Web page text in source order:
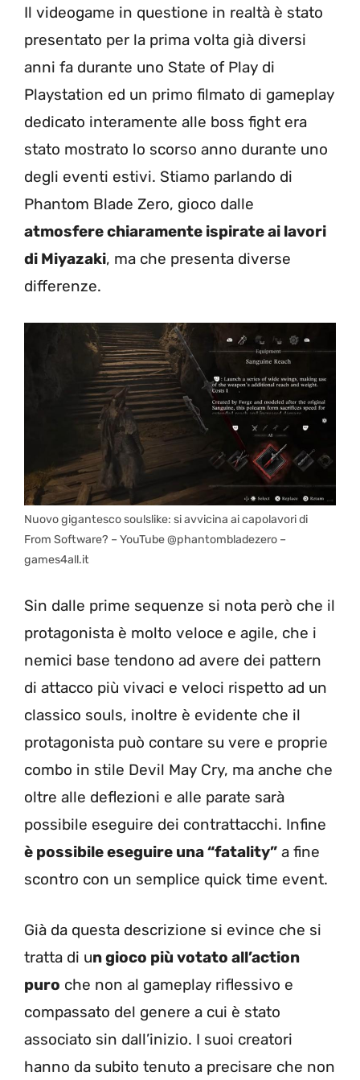
Il videogame in questione in realtà è stato
presentato per la prima volta già diversi
anni fa durante uno State of Play di
Playstation ed un primo filmato di gameplay
dedicato interamente alle boss fight era
stato mostrato lo scorso anno durante uno
degli eventi estivi. Stiamo parlando di
Phantom Blade Zero, gioco dalle
atmosfere chiaramente ispirate ai lavori
di Miyazaki, ma che presenta diverse
differenze.
Nuovo gigantesco soulslike: si avvicina ai capolavori di
From Software? – YouTube @phantombladezero –
games4all.it
Sin dalle prime sequenze si nota però che il
protagonista è molto veloce e agile, che i
nemici base tendono ad avere dei pattern
di attacco più vivaci e veloci rispetto ad un
classico souls, inoltre è evidente che il
protagonista può contare su vere e proprie
combo in stile Devil May Cry, ma anche che
oltre alle deflezioni e alle parate sarà
possibile eseguire dei contrattacchi. Infine
è possibile eseguire una “fatality” a fine
scontro con un semplice quick time event.
Già da questa descrizione si evince che si
tratta di un gioco più votato all’action
puro che non al gameplay riflessivo e
compassato del genere a cui è stato
associato sin dall’inizio. I suoi creatori
hanno da subito tenuto a precisare che non